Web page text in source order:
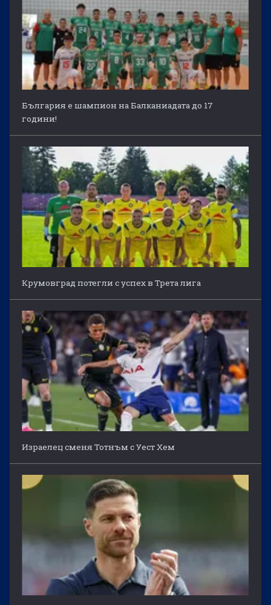
България е шампион на Балканиадата до 17
години!
Крумовград потегли с успех в Трета лига
Израелец сменя Тотнъм с Уест Хем